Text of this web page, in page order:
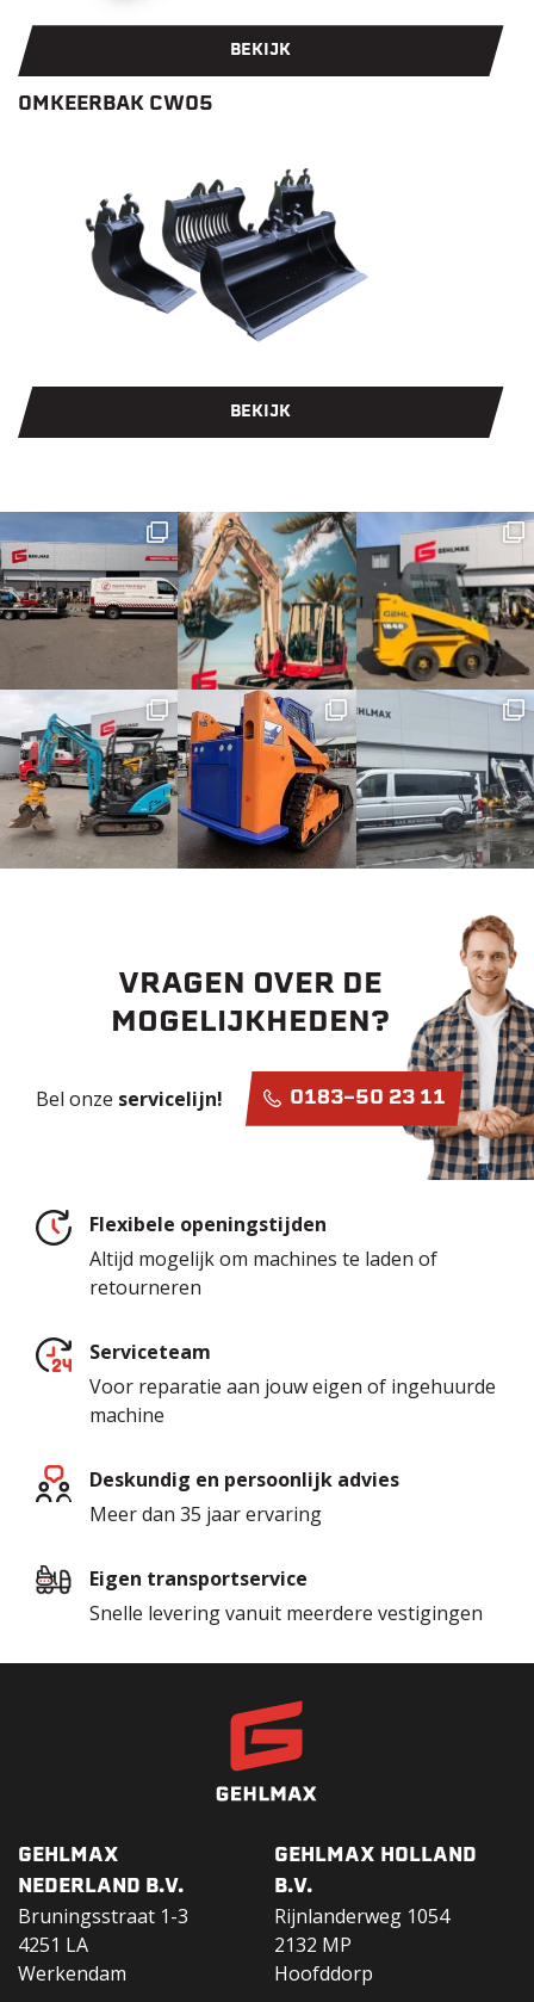
BEKIJK
OMKEERBAK CW05
BEKIJK
VRAGEN OVER DE
MOGELIJKHEDEN?
Bel onze servicelijn! 0183-50 23 11
Flexibele openingstijden
Altijd mogelijk om machines te laden of
retourneren
Serviceteam
Voor reparatie aan jouw eigen of ingehuurde
machine
Deskundig en persoonlijk advies
Meer dan 35 jaar ervaring
Eigen transportservice
Snelle levering vanuit meerdere vestigingen
GEHLMAX
NEDERLAND B.V.
Bruningsstraat 1-3
4251 LA
Werkendam
GEHLMAX HOLLAND
B.V.
Rijnlanderweg 1054
2132 MP
Hoofddorp